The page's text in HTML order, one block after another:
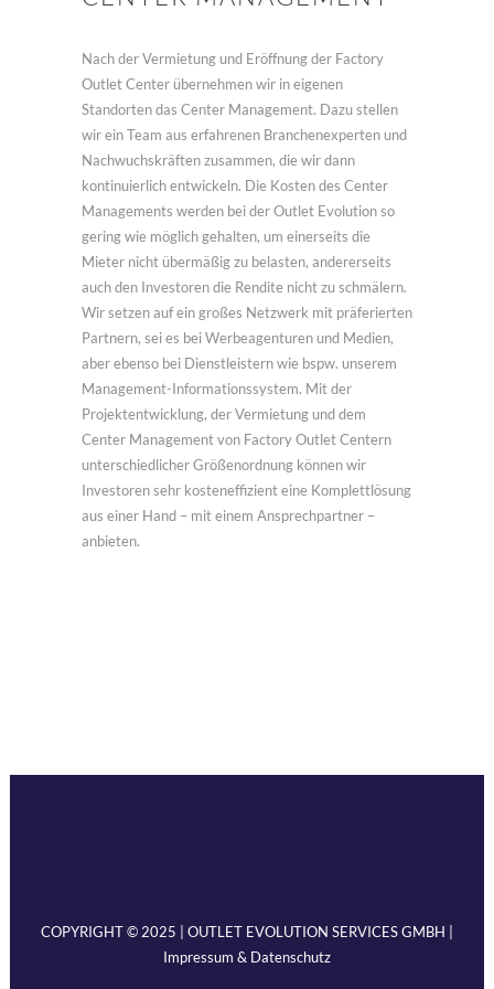
Nach der Vermietung und Eröffnung der Factory
Outlet Center übernehmen wir in eigenen
Standorten das Center Management. Dazu stellen
wir ein Team aus erfahrenen Branchenexperten und
Nachwuchskräften zusammen, die wir dann
kontinuierlich entwickeln. Die Kosten des Center
Managements werden bei der Outlet Evolution so
gering wie möglich gehalten, um einerseits die
Mieter nicht übermäßig zu belasten, andererseits
auch den Investoren die Rendite nicht zu schmälern.
Wir setzen auf ein großes Netzwerk mit präferierten
Partnern, sei es bei Werbeagenturen und Medien,
aber ebenso bei Dienstleistern wie bspw. unserem
Management-Informationssystem. Mit der
Projektentwicklung, der Vermietung und dem
Center Management von Factory Outlet Centern
unterschiedlicher Größenordnung können wir
Investoren sehr kosteneffizient eine Komplettlösung
aus einer Hand – mit einem Ansprechpartner –
anbieten.
COPYRIGHT © 2025 | OUTLET EVOLUTION SERVICES GMBH |
Impressum & Datenschutz